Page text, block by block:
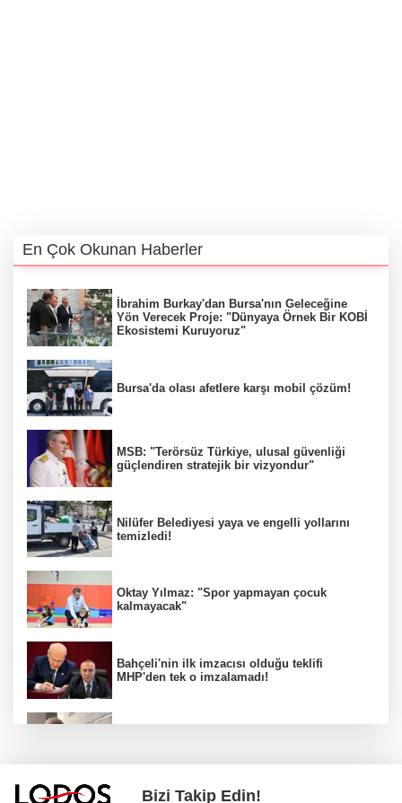
En Çok Okunan Haberler
İbrahim Burkay'dan Bursa'nın Geleceğine
Yön Verecek Proje: "Dünyaya Örnek Bir KOBİ
Ekosistemi Kuruyoruz"
Bursa'da olası afetlere karşı mobil çözüm!
MSB: "Terörsüz Türkiye, ulusal güvenliği
güçlendiren stratejik bir vizyondur"
Nilüfer Belediyesi yaya ve engelli yollarını
temizledi!
Oktay Yılmaz: "Spor yapmayan çocuk
kalmayacak"
Bahçeli'nin ilk imzacısı olduğu teklifi
MHP'den tek o imzalamadı!
Zafer Partisi Genel Başkanı Özdağ:
Bizi Takip Edin!